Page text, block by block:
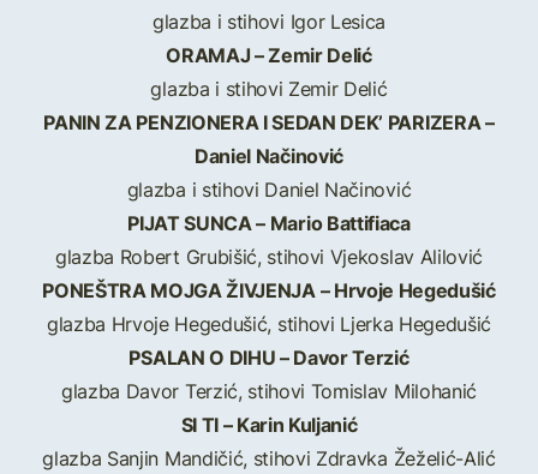
glazba i stihovi Igor Lesica
ORAMAJ – Zemir Delić
glazba i stihovi Zemir Delić
PANIN ZA PENZIONERA I SEDAN DEK’ PARIZERA –
Daniel Načinović
glazba i stihovi Daniel Načinović
PIJAT SUNCA – Mario Battifiaca
glazba Robert Grubišić, stihovi Vjekoslav Alilović
PONEŠTRA MOJGA ŽIVJENJA – Hrvoje Hegedušić
glazba Hrvoje Hegedušić, stihovi Ljerka Hegedušić
PSALAN O DIHU – Davor Terzić
glazba Davor Terzić, stihovi Tomislav Milohanić
SI TI – Karin Kuljanić
glazba Sanjin Mandičić, stihovi Zdravka Žeželić-Alić